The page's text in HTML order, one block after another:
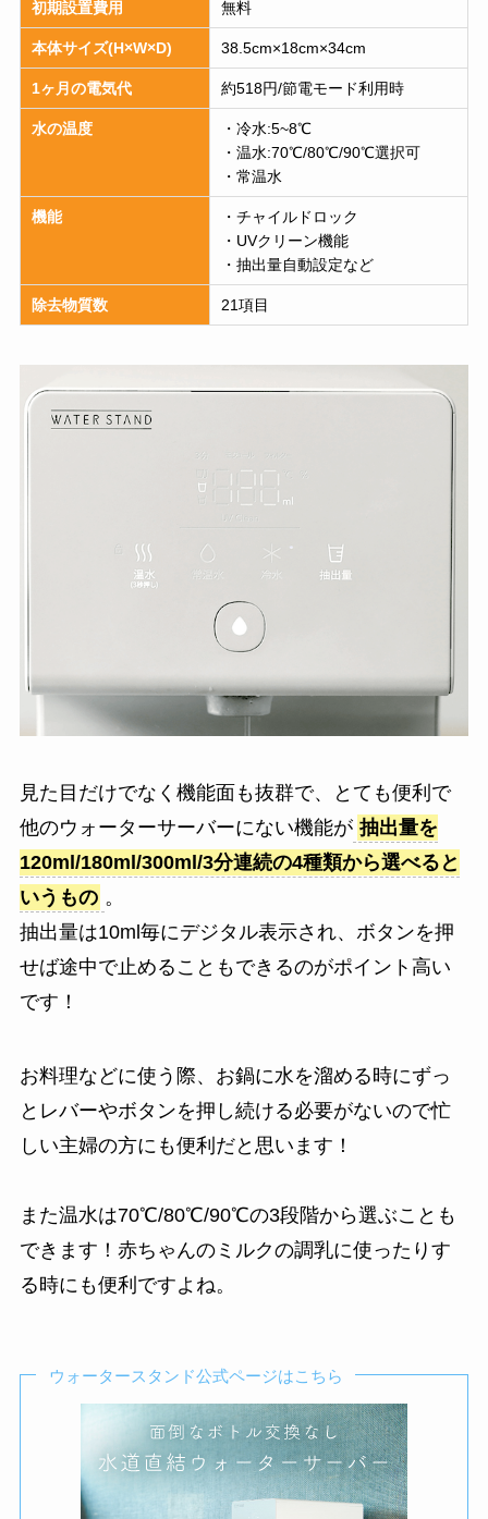
初期設置費用 無料
本体サイズ(H×W×D) 38.5cm×18cm×34cm
1ヶ月の電気代 約518円/節電モード利用時
水の温度
・冷水:5~8℃
・温水:70℃/80℃/90℃選択可
・常温水
機能
・チャイルドロック
・UVクリーン機能
・抽出量自動設定など
除去物質数 21項目
見た目だけでなく機能面も抜群で、とても便利で
他のウォーターサーバーにない機能が 抽出量を
120ml/180ml/300ml/3分連続の4種類から選べると
いうもの 。
抽出量は10ml毎にデジタル表示され、ボタンを押
せば途中で止めることもできるのがポイント高い
です！
お料理などに使う際、お鍋に水を溜める時にずっ
とレバーやボタンを押し続ける必要がないので忙
しい主婦の方にも便利だと思います！
また温水は70℃/80℃/90℃の3段階から選ぶことも
できます！赤ちゃんのミルクの調乳に使ったりす
る時にも便利ですよね。
ウォータースタンド公式ページはこちら